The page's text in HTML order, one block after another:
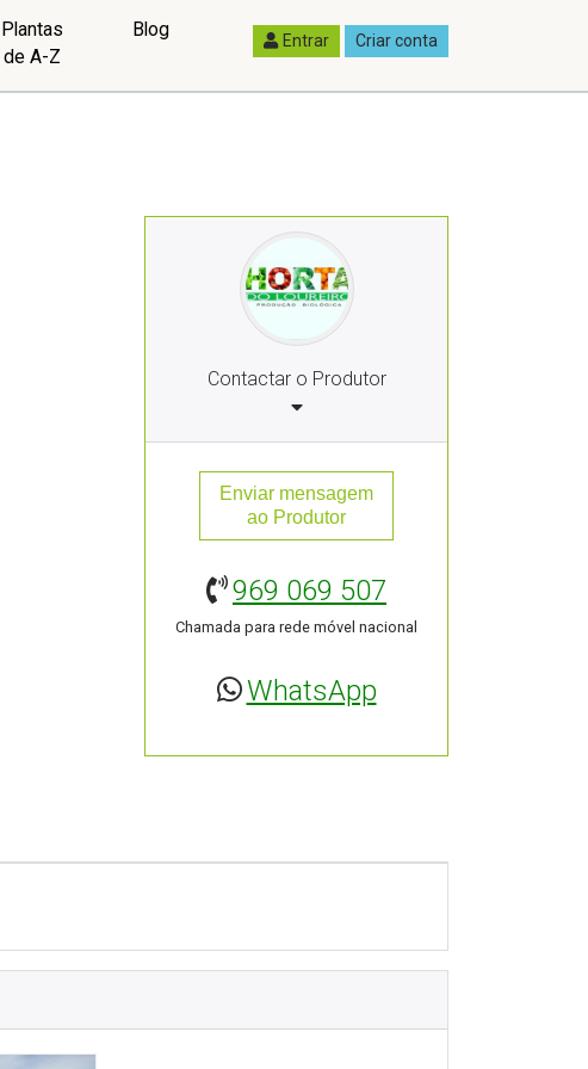
Plantas
de A-Z
Blog Entrar Criar conta
Contactar o Produtor
Enviar mensagem
ao Produtor
969 069 507
Chamada para rede móvel nacional
WhatsApp